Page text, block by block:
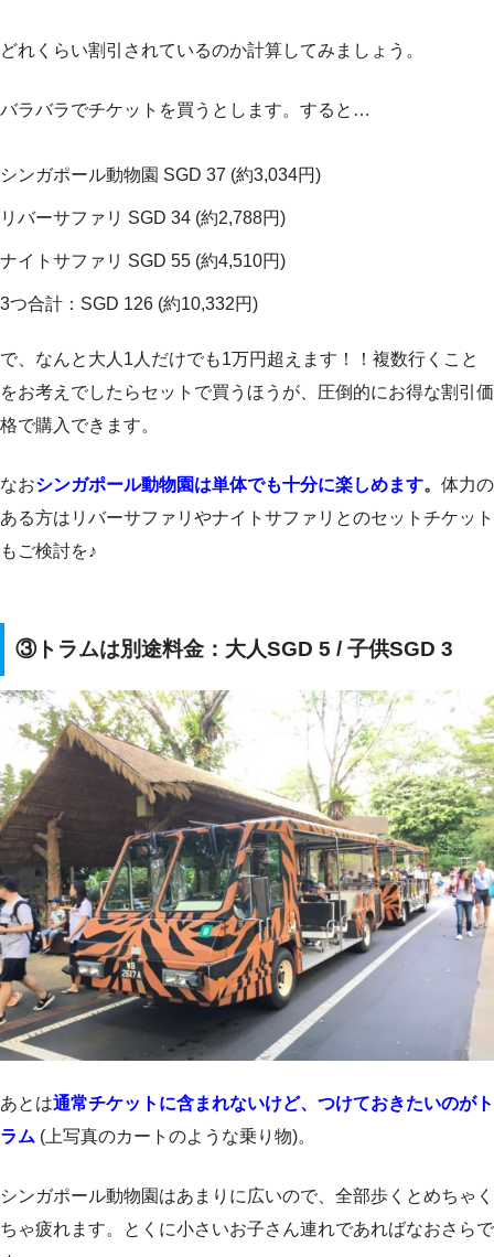
どれくらい割引されているのか計算してみましょう。
バラバラでチケットを買うとします。すると…
シンガポール動物園 SGD 37 (約3,034円)
リバーサファリ SGD 34 (約2,788円)
ナイトサファリ SGD 55 (約4,510円)
3つ合計：SGD 126 (約10,332円)
で、なんと大人1人だけでも1万円超えます！！複数行くこと
をお考えでしたらセットで買うほうが、圧倒的にお得な割引価
格で購入できます。
なおシンガポール動物園は単体でも十分に楽しめます。 体力の
ある方はリバーサファリやナイトサファリとのセットチケット
もご検討を♪
③トラムは別途料金：大人SGD 5 / 子供SGD 3
あとは通常チケットに含まれないけど、つけておきたいのがト
ラム (上写真のカートのような乗り物)。
シンガポール動物園はあまりに広いので、全部歩くとめちゃく
ちゃ疲れます。とくに小さいお子さん連れであればなおさらで